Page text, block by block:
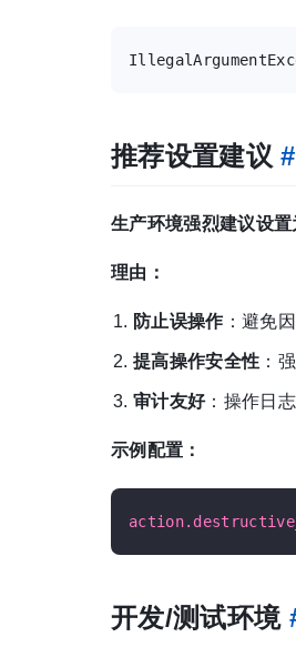
推荐设置建议#
生产环境强烈建议设置
理由：
防止误操作：避免因
提高操作安全性 ：
审计友好：操作日
示例配置：
开发/测试环境